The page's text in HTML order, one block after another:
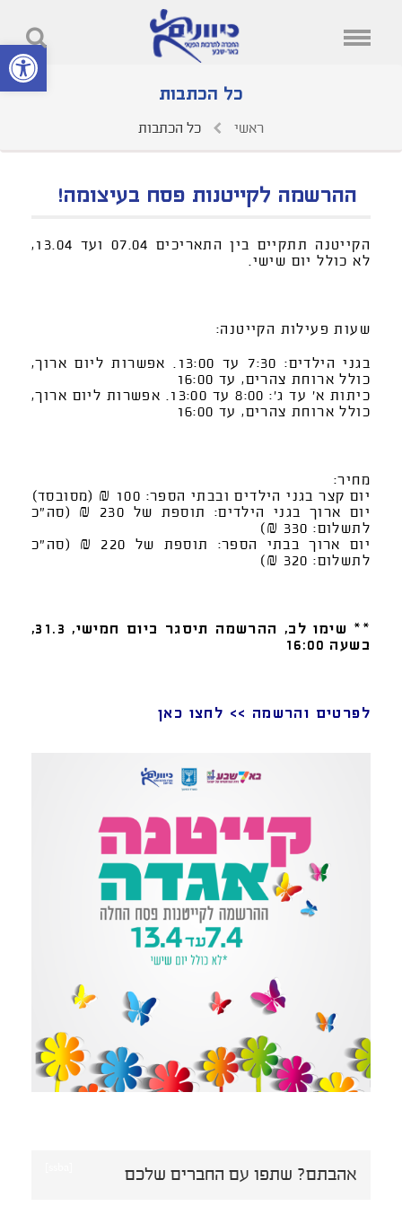
פתח סרגל
כל הכתבות
ראשי כל הכתבות
ההרשמה לקייטנות פסח בעיצומה!
הקייטנה תתקיים בין התאריכים 07.04 ועד 13.04,
לא כולל יום שישי.
שעות פעילות הקייטנה:
בגני הילדים: 7:30 עד 13:00. אפשרות ליום ארוך,
כולל ארוחת צהרים, עד 16:00
כיתות א' עד ג': 8:00 עד 13:00. אפשרות ליום ארוך,
כולל ארוחת צהרים, עד 16:00
מחיר:
יום קצר בגני הילדים ובבתי הספר: 100 ₪ (מסובסד)
יום ארוך בגני הילדים: תוספת של 230 ₪ (סה"כ
לתשלום: 330 ₪)
יום ארוך בבתי הספר: תוספת של 220 ₪ (סה"כ
לתשלום: 320 ₪)
** שימו לב,
ההרשמה תיסגר ביום חמישי, 31.3,
בשעה 16:00
לפרטים והרשמה >> לחצו כאן
אהבתם? שתפו עם החברים שלכם